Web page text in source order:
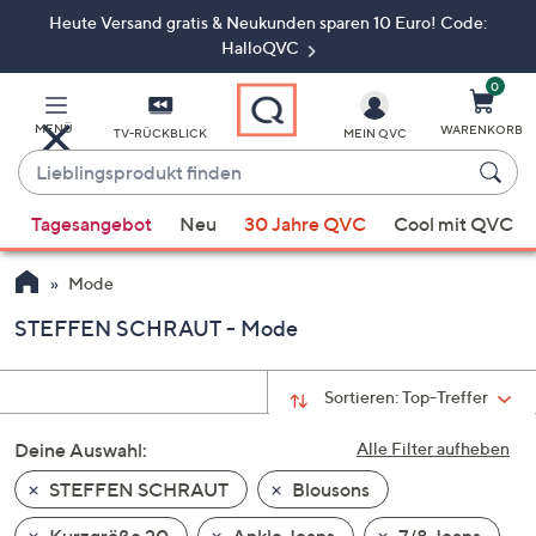
ZumHeute Versand gratis & Neukunden sparen 10 Euro! Code:
HalloQVC
MENÜ TV-RÜCKBLICK
Lieblingsprodukt
finden
Vorschläge
verfügbar
sind,
verwenden
Pfeiltasten
nach
oben
und
nach
MEIN QVC
0
WARENKORB
Tagesangebot Neu 30 Jahre QVC Cool mit QVC
Mode
STEFFEN SCHRAUT - Mode
Sortieren:Top-Treffer
Alle Filter aufheben
Deine Auswahl:
STEFFEN SCHRAUT
Blousons